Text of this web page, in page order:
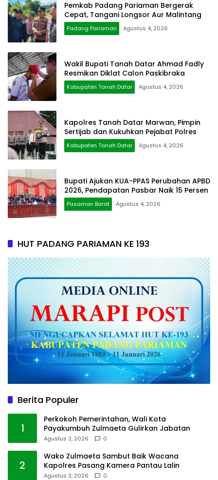
Pemkab Padang Pariaman Bergerak
Cepat, Tangani Longsor Aur Malintang
Padang Pariaman Agustus 4, 2026
Wakil Bupati Tanah Datar Ahmad Fadly
Resmikan Diklat Calon Paskibraka
Kabupaten Tanah Datar Agustus 4, 2026
Kapolres Tanah Datar Marwan, Pimpin
Sertijab dan Kukuhkan Pejabat Polres
Kabupaten Tanah Datar Agustus 4, 2026
Bupati Ajukan KUA-PPAS Perubahan APBD
2026, Pendapatan Pasbar Naik 15 Persen
Pasaman Barat Agustus 4, 2026
HUT PADANG PARIAMAN KE 193
Berita Populer
1
Perkokoh Pemerintahan, Wali Kota
Payakumbuh Zulmaeta Gulirkan Jabatan
Agustus 3, 2026 0
2
Wako Zulmaeta Sambut Baik Wacana
Kapolres Pasang Kamera Pantau Lalin
Agustus 3, 2026 0